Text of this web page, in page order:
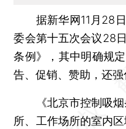
据新华网11月28日
委会第十五次会议28
条例》，其中明确规
告、促销、赞助，还强
《北京市控制吸烟
所、工作场所的室内